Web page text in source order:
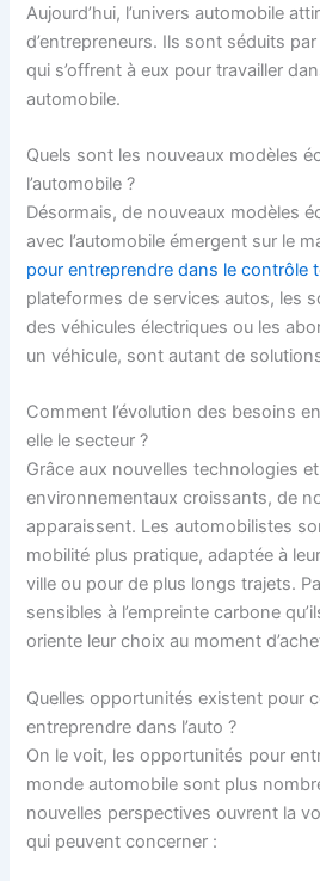
Aujourd’hui, l’univers automobile
d’entrepreneurs. Ils sont séduits
qui s’offrent à eux pour travailler
automobile.
Quels sont les nouveaux modèles
l’automobile ?
Désormais, de nouveaux modèles
avec l’automobile émergent sur le
pour entreprendre dans le contrôle
plateformes de services autos, les
des véhicules électriques ou les
un véhicule, sont autant de
Comment l’évolution des besoins
elle le secteur ?
Grâce aux nouvelles technologies
environnementaux croissants, de
apparaissent. Les automobilistes
mobilité plus pratique, adaptée à
ville ou pour de plus longs trajets.
sensibles à l’empreinte carbone
oriente leur choix au moment
Quelles opportunités existent pour
entreprendre dans l’auto ?
On le voit, les opportunités pour
monde automobile sont plus
nouvelles perspectives ouvrent la
qui peuvent concerner :